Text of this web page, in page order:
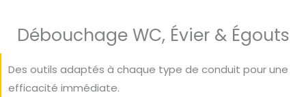
Débouchage WC, Évier & Égouts
Des outils adaptés à chaque type de conduit pour une
efficacité immédiate.